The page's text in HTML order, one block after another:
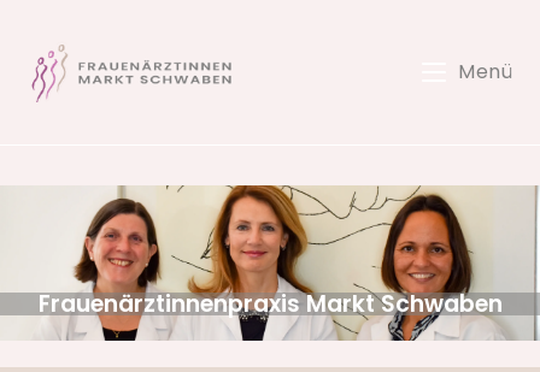
Menü
Frauenärztinnenpraxis Markt Schwaben